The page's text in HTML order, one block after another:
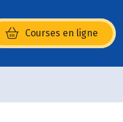
Courses en ligne
dans une nouvelle